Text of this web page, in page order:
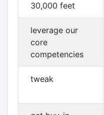
30,000 feet
leverage our
core
competencies
tweak